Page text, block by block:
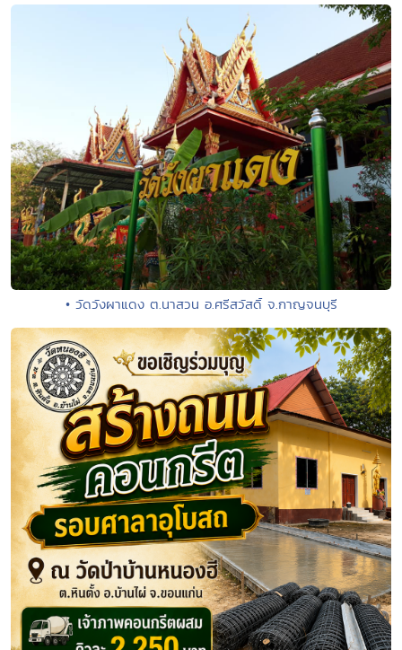
• วัดวังผาแดง ต.นาสวน อ.ศรีสวัสดิ์ จ.กาญจนบุรี